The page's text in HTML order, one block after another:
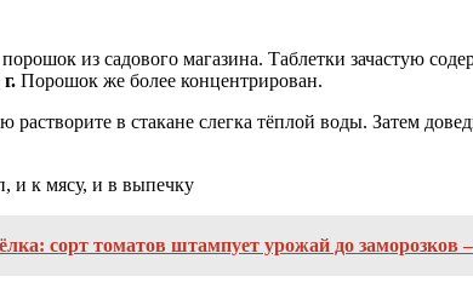
из садового магазина. Таблетки зачастую
Порошок же более концентрирован.
в стакане слегка тёплой воды. Затем
и к мясу, и в выпечку
сорт томатов штампует урожай до заморозков